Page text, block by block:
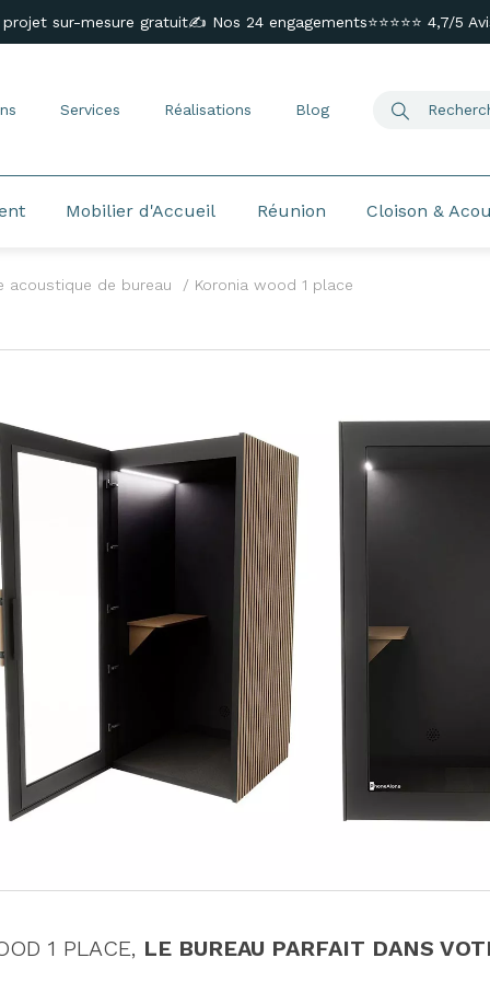
projet sur-mesure gratuit✍️ Nos 24 engagements⭐⭐⭐⭐⭐ 4,7/5
Services Réalisations Blog
Mobilier d'Accueil Réunion Cloison &
acoustique de bureau Koronia wood 1 place
1 PLACE, LE BUREAU PARFAIT DANS